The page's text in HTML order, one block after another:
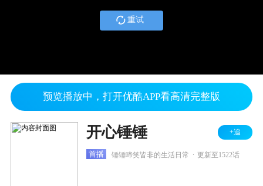
重试
预览播放中，打开优酷APP看高清完整版
开心锤锤 +追
首播 锤锤啼笑皆非的生活日常 更新至1522话